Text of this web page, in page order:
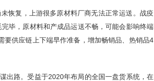
恢复，上游很多原材料厂商无法正常运送。战疫
毕，原材料和产成品运送不畅，可能会影响终端
供应链上下端早作准备，增加畅销品、热销品4
出路。受益于2020年布局的全国一盘货系统，在